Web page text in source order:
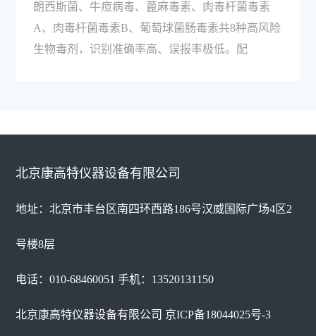
朗西斯菌、牛痘病毒、蓖麻毒素、肉毒杆菌毒素
A、肉毒杆菌毒素B、葡萄球菌肠毒素共8种高风险
生物毒剂，识别准确率高、误报率极低。配
北京康高特仪器设备有限公司
地址：北京市丰台区南四环西路186号汉威国际广场4区2
号楼8层
电话：010-68460051 手机：13520131150
北京康高特仪器设备有限公司 京ICP备18044025号-3